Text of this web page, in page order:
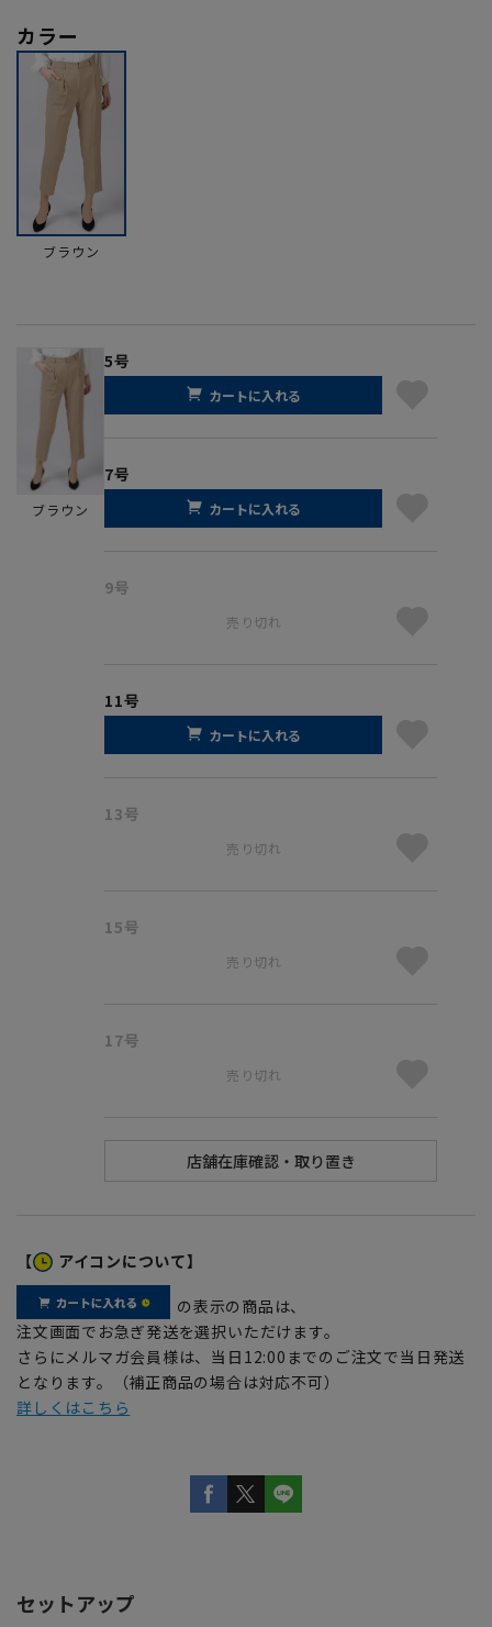
カラー
ブラウン
ブラウン
5号
カートに入れる
7号
カートに入れる
9号
売り切れ
11号
カートに入れる
13号
売り切れ
15号
売り切れ
17号
売り切れ
【 アイコンについて】
の表示の商品は、
注文画面でお急ぎ発送を選択いただけます。
さらにメルマガ会員様は、当日12:00までのご注文で当日発送
となります。（補正商品の場合は対応不可）
詳しくはこちら